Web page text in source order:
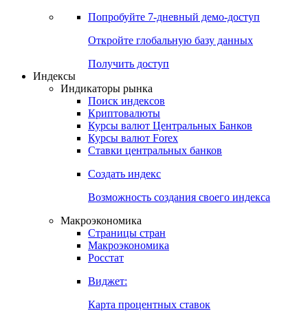
Попробуйте 7-дневный демо-доступ
Откройте глобальную базу данных
Получить доступ
Индексы
Индикаторы рынка
Поиск индексов
Криптовалюты
Курсы валют Центральных Банков
Курсы валют Forex
Ставки центральных банков
Создать индекс
Возможность создания своего индекса
Макроэкономика
Страницы стран
Макроэкономика
Росстат
Виджет:
Карта процентных ставок